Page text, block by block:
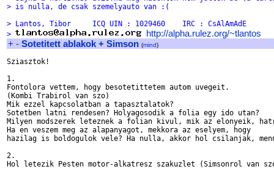
> is nulla, de csak szemelyauto van :(
> Lantos, Tibor     ICQ UIN : 1029460    IRC : CsAlAmAdE
>
http://alpha.rulez.org/~tlantos
+ - Sotetitett ablakok + Simson (mind)
Sziasztok!
1.
Fontolora vettem, hogy besotetittetem autom uvegeit.
(Kombi Trabirol van szo)
Mik ezzel kapcsolatban a tapasztalatok?
Sotetben latni rendesen? Holyagosodik a folia egy ido utan?
Milyen modszerek leteznek a folian kivul, mik az elonyeik,
Ha en veszem meg az alapanyagot, mekkora az eselyem, hogy
hazilag is boldogulok vele? Ha nulla, akkor hol csilanjak,
2.
Hol letezik Pesten motor-alkatresz szakuzlet (Simsonrol van